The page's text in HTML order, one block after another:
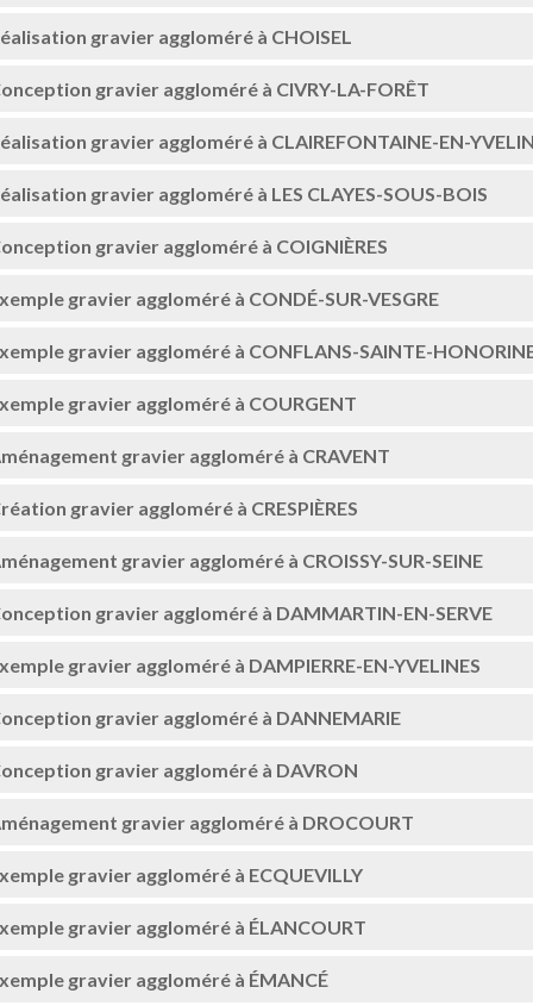
gravier aggloméré à CHOISEL
gravier aggloméré à CIVRY-LA-FORÊT
gravier aggloméré à CLAIREFONTAINE-EN-
gravier aggloméré à LES CLAYES-SOUS-BOIS
gravier aggloméré à COIGNIÈRES
gravier aggloméré à CONDÉ-SUR-VESGRE
gravier aggloméré à CONFLANS-SAINTE-
gravier aggloméré à COURGENT
gravier aggloméré à CRAVENT
gravier aggloméré à CRESPIÈRES
gravier aggloméré à CROISSY-SUR-SEINE
gravier aggloméré à DAMMARTIN-EN-SERVE
gravier aggloméré à DAMPIERRE-EN-YVELINES
gravier aggloméré à DANNEMARIE
gravier aggloméré à DAVRON
gravier aggloméré à DROCOURT
gravier aggloméré à ECQUEVILLY
gravier aggloméré à ÉLANCOURT
gravier aggloméré à ÉMANCÉ